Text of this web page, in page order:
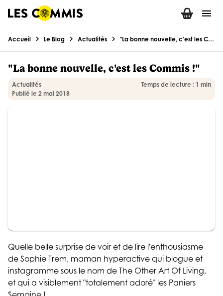
menu
Accueil chevron_right Le Blog chevron_right Actualités chevron_right "La bonne nouvelle, c'est les Commis !"
"La bonne nouvelle, c'est les Commis !"
Actualités
Publié le 2 mai 2018
Temps de lecture : 1 min
Quelle belle surprise de voir et de lire l'enthousiasme
de Sophie Trem, maman hyperactive qui blogue et
instagramme sous le nom de The Other Art Of Living,
et qui a visiblement "totalement adoré" les Paniers